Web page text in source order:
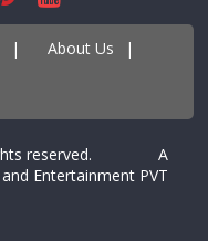
| About Us |
rights reserved. A
Entertainment PVT